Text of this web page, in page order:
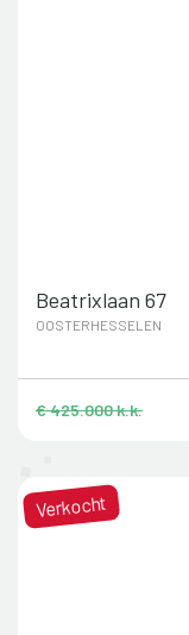
Beatrixlaan 67
OOSTERHESSELEN
€ 425.000 k.k.
Verkocht